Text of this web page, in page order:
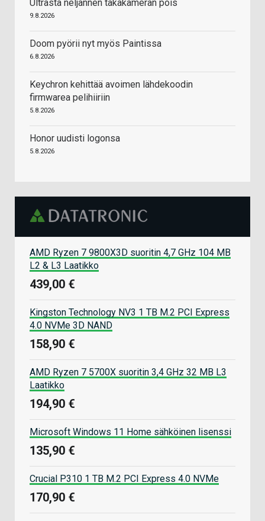
Ultrasta neljännen takakameran pois
9.8.2026
Doom pyörii nyt myös Paintissa
6.8.2026
Keychron kehittää avoimen lähdekoodin
firmwarea pelihiiriin
5.8.2026
Honor uudisti logonsa
5.8.2026
AMD Ryzen 7 9800X3D suoritin 4,7 GHz 104 MB
L2 & L3 Laatikko
439,00 €
Kingston Technology NV3 1 TB M.2 PCI Express
4.0 NVMe 3D NAND
158,90 €
AMD Ryzen 7 5700X suoritin 3,4 GHz 32 MB L3
Laatikko
194,90 €
Microsoft Windows 11 Home sähköinen lisenssi
135,90 €
Crucial P310 1 TB M.2 PCI Express 4.0 NVMe
170,90 €